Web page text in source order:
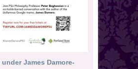
James Damore-